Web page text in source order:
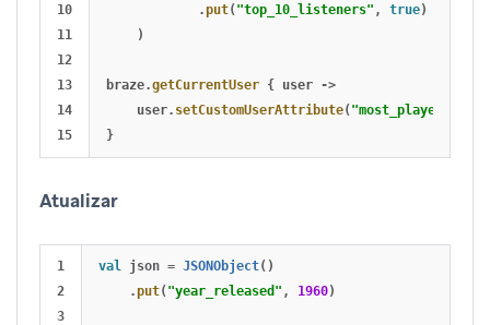
10
11
12
13
14
.put( "top_10_listeners" , true)
)
braze.getCurrentUser { user ->
user. setCustomUserAttribute( "most_played_song"
}
Atualizar
1
2
3
val json = JSONObject()
.put( "year_released" , 1960)